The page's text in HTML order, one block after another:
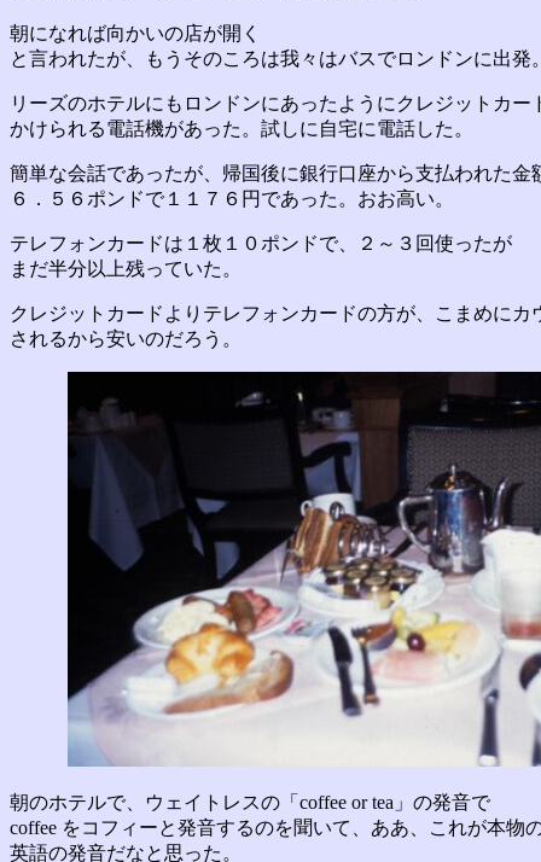
朝になれば向かいの店が開く
と言われたが、もうそのころは我々はバスでロンドンに出発
リーズのホテルにもロンドンにあったようにクレジットカー
かけられる電話機があった。試しに自宅に電話した。
簡単な会話であったが、帰国後に銀行口座から支払われた金
６．５６ポンドで１１７６円であった。おお高い。
テレフォンカードは１枚１０ポンドで、２～３回使ったが
まだ半分以上残っていた。
クレジットカードよりテレフォンカードの方が、こまめにカ
されるから安いのだろう。
朝のホテルで、ウェイトレスの「coffee or tea」の発音で
coffee をコフィーと発音するのを聞いて、ああ、これが本物
英語の発音だなと思った。